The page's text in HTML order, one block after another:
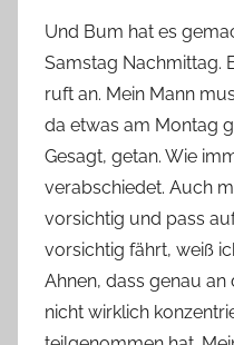
Und Bum hat es
Samstag Nachmittag.
ruft an. Mein Mann
da etwas am Montag
Gesagt, getan. Wie
verabschiedet. Auch
vorsichtig und pass
vorsichtig fährt, weiß
Ahnen, dass genau
nicht wirklich